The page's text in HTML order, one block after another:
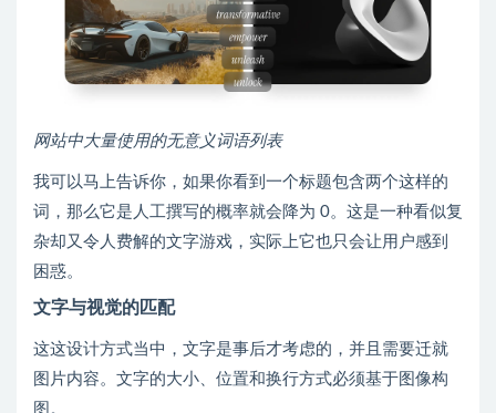
网站中大量使用的无意义词语列表
我可以马上告诉你，如果你看到一个标题包含两个这样的
词，那么它是人工撰写的概率就会降为 0。这是一种看似复
杂却又令人费解的文字游戏，实际上它也只会让用户感到
困惑。
文字与视觉的匹配
这这设计方式当中，文字是事后才考虑的，并且需要迁就
图片内容。文字的大小、位置和换行方式必须基于图像构
图。